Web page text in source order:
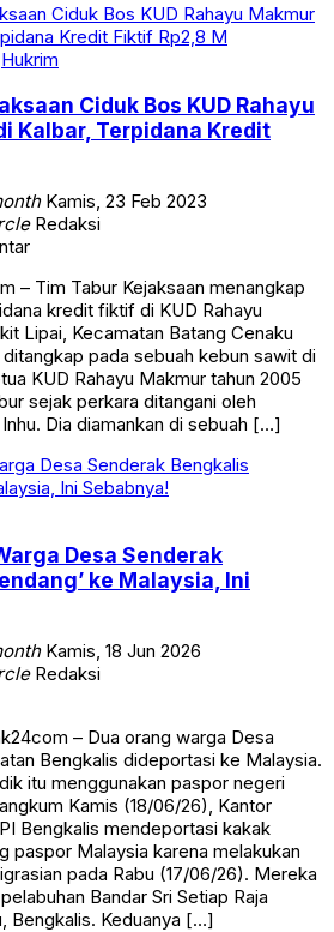
Hukrim
Ciduk Bos KUD Rahayu
Kalbar, Terpidana Kredit
Kamis, 23 Feb 2023
Redaksi
– Tim Tabur Kejaksaan menangkap
kredit fiktif di KUD Rahayu
Lipai, Kecamatan Batang Cenaku
ditangkap pada sebuah kebun sawit di
KUD Rahayu Makmur tahun 2005
sejak perkara ditangani oleh
Dia diamankan di sebuah […]
Desa Senderak
ke Malaysia, Ini
Kamis, 18 Jun 2026
Redaksi
– Dua orang warga Desa
Bengkalis dideportasi ke Malaysia.
itu menggunakan paspor negeri
Kamis (18/06/26), Kantor
Bengkalis mendeportasi kakak
paspor Malaysia karena melakukan
pada Rabu (17/06/26). Mereka
Bandar Sri Setiap Raja
Bengkalis. Keduanya […]